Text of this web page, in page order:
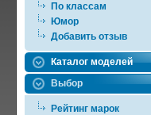
По классам
Юмор
Добавить отзыв
Каталог моделей
Выбор
Рейтинг марок